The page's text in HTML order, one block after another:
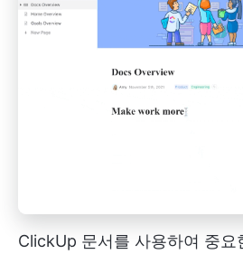
ClickUp 문서를 사용하여 중요